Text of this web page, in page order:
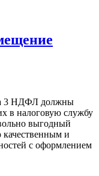
3 НДФЛ должны
в налоговую службу
выгодный
качественным и
с оформлением